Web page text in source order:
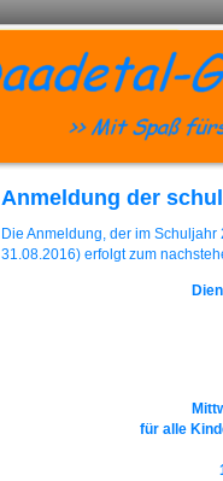
Anmeldung der
Die Anmeldung, der im
31.08.2016) erfolgt zum
für alle